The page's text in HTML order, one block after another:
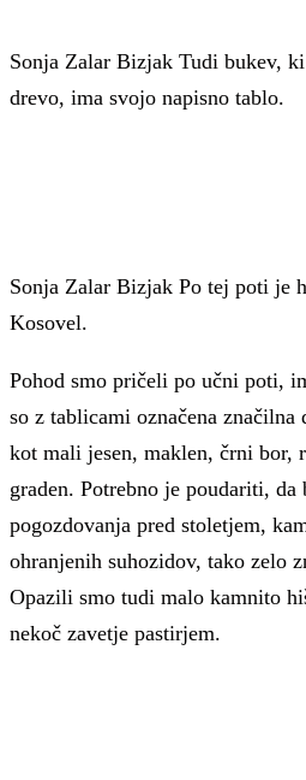
Sonja Zalar Bizjak Tudi bukev,
drevo, ima svojo napisno tablo.
Sonja Zalar Bizjak Po tej poti je
Kosovel.
Pohod smo pričeli po učni poti,
so z tablicami označena značilna
kot mali jesen, maklen, črni bor,
graden. Potrebno je poudariti,
pogozdovanja pred stoletjem,
ohranjenih suhozidov, tako zelo
Opazili smo tudi malo kamnito
nekoč zavetje pastirjem.